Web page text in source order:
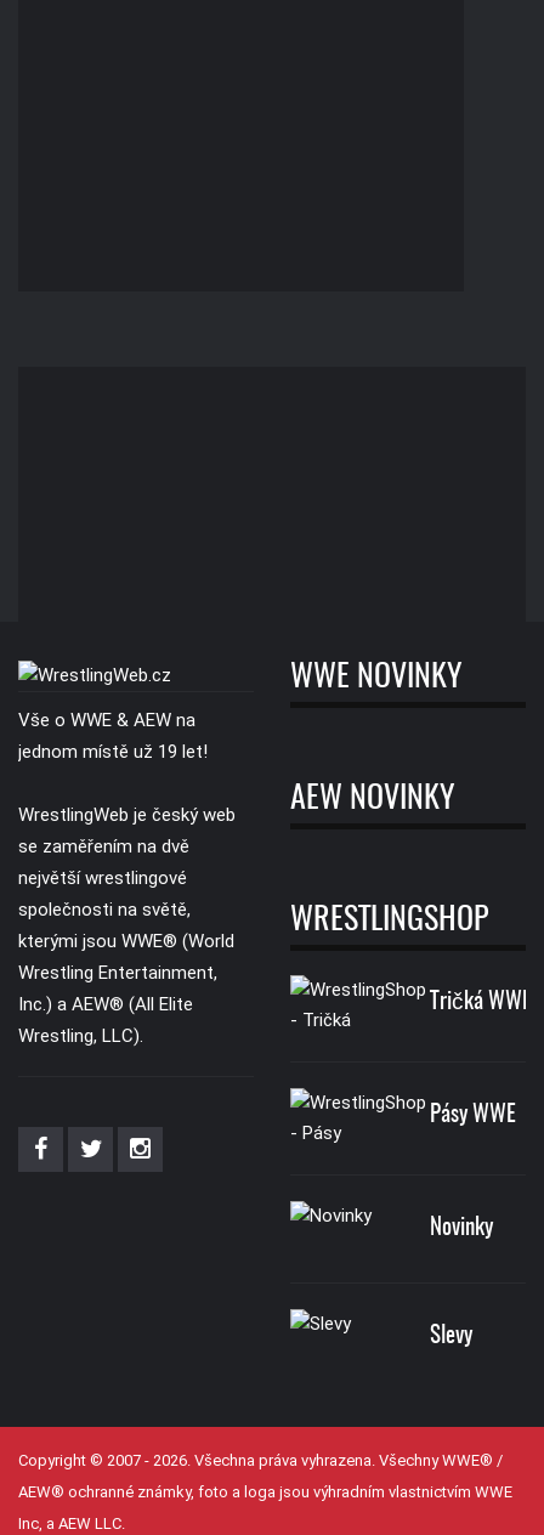
Vše o WWE & AEW na
jednom místě už 19 let!
WrestlingWeb je český web
se zaměřením na dvě
největší wrestlingové
společnosti na světě,
kterými jsou WWE® (World
Wrestling Entertainment,
Inc.) a AEW® (All Elite
Wrestling, LLC).
WWE NOVINKY
AEW NOVINKY
WRESTLINGSHOP
Tričká WWE
Pásy WWE
Novinky
Slevy
Copyright © 2007 - 2026. Všechna práva vyhrazena. Všechny WWE® /
AEW® ochranné známky, foto a loga jsou výhradním vlastnictvím WWE
Inc, a AEW LLC.